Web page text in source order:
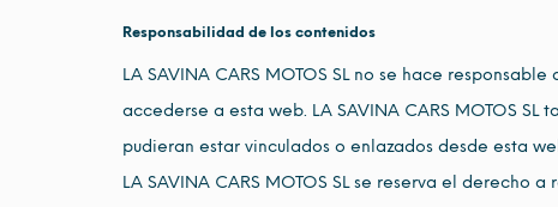
Responsabilidad de los contenidos
LA SAVINA CARS MOTOS SL no se hace
accederse a esta web. LA SAVINA CARS MOTOS
pudieran estar vinculados o enlazados desde esta
LA SAVINA CARS MOTOS SL se reserva el